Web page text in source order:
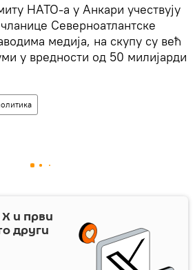
НАТО-а у Анкари учествују
Северноатлантске
медија, на скупу су већ
у вредности од 50 милијарди
X и први
други